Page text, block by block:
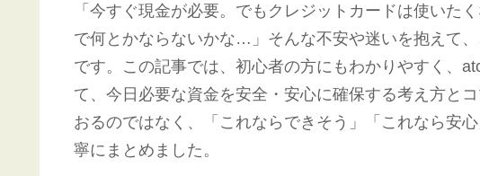
「今すぐ現金が必要。でもクレジットカードは使いた
で何とかならないかな…」そんな不安や迷いを抱えて
です。この記事では、初心者の方にもわかりやすく、
て、今日必要な資金を安全・安心に確保する考え方と
おるのではなく、「これならできそう」「これなら安
寧にまとめました。